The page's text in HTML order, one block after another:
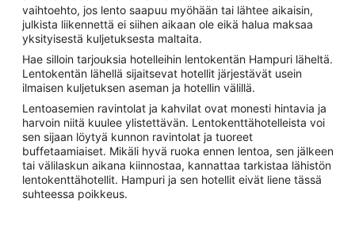
vaihtoehto, jos lento saapuu myöhään tai lähtee aikaisin,
julkista liikennettä ei siihen aikaan ole eikä halua maksaa
yksityisestä kuljetuksesta maltaita.
Hae silloin tarjouksia hotelleihin lentokentän Hampuri läheltä.
Lentokentän lähellä sijaitsevat hotellit järjestävät usein
ilmaisen kuljetuksen aseman ja hotellin välillä.
Lentoasemien ravintolat ja kahvilat ovat monesti hintavia ja
harvoin niitä kuulee ylistettävän. Lentokenttähotelleista voi
sen sijaan löytyä kunnon ravintolat ja tuoreet
buffetaamiaiset. Mikäli hyvä ruoka ennen lentoa, sen jälkeen
tai välilaskun aikana kiinnostaa, kannattaa tarkistaa lähistön
lentokenttähotellit. Hampuri ja sen hotellit eivät liene tässä
suhteessa poikkeus.